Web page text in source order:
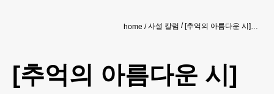
home 사설 칼럼 [추억의 아름다운 시] 고향
[추억의 아름다운 시]